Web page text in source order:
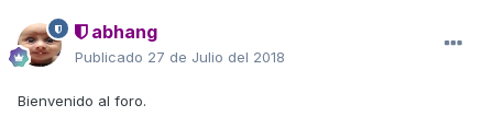
abhang
Publicado 27 de Julio del 2018
Bienvenido al foro.